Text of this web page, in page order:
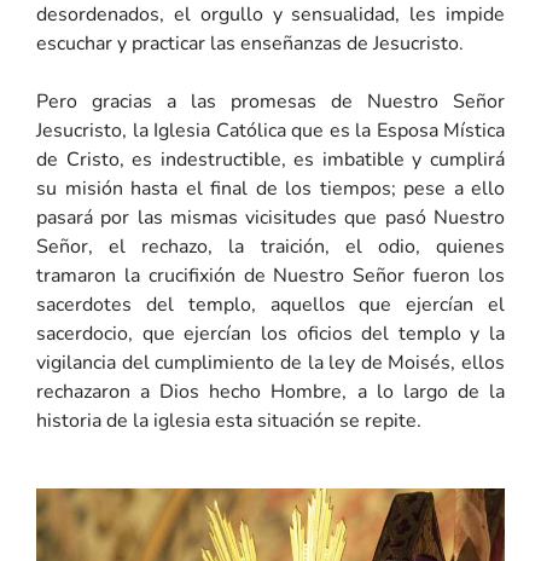
desordenados, el orgullo y sensualidad, les impide
escuchar y practicar las enseñanzas de Jesucristo.
Pero gracias a las promesas de Nuestro Señor
Jesucristo, la Iglesia Católica que es la Esposa Mística
de Cristo, es indestructible, es imbatible y cumplirá
su misión hasta el final de los tiempos; pese a ello
pasará por las mismas vicisitudes que pasó Nuestro
Señor, el rechazo, la traición, el odio, quienes
tramaron la crucifixión de Nuestro Señor fueron los
sacerdotes del templo, aquellos que ejercían el
sacerdocio, que ejercían los oficios del templo y la
vigilancia del cumplimiento de la ley de Moisés, ellos
rechazaron a Dios hecho Hombre, a lo largo de la
historia de la iglesia esta situación se repite.